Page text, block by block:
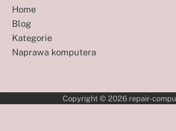
Home
Blog
Kategorie
Naprawa komputera
Copyright © 2026 repair-